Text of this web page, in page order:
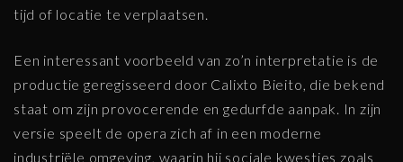
tijd of locatie te verplaatsen.
Een interessant voorbeeld van zo’n interpretatie is de
productie geregisseerd door Calixto Bieito, die bekend
staat om zijn provocerende en gedurfde aanpak. In zijn
versie speelt de opera zich af in een moderne
industriële omgeving, waarin hij sociale kwesties zoals